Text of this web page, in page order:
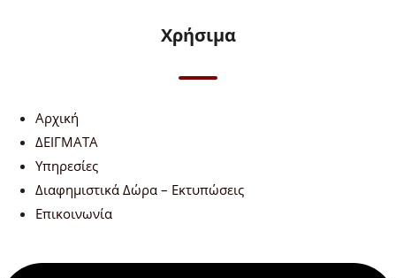
Χρήσιμα
Αρχική
ΔΕΙΓΜΑΤΑ
Υπηρεσίες
Διαφημιστικά Δώρα – Εκτυπώσεις
Επικοινωνία